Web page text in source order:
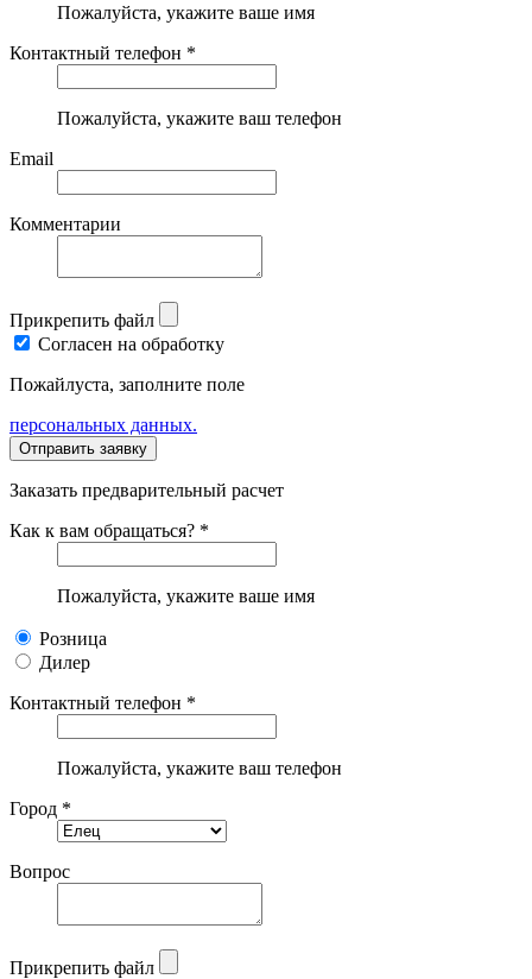
Пожалуйста, укажите ваше имя
Контактный телефон *
Пожалуйста, укажите ваш телефон
Email
Комментарии
Прикрепить файл
Согласен на обработку
Пожайлуста, заполните поле
персональных данных.
Заказать предварительный расчет
Как к вам обращаться? *
Пожалуйста, укажите ваше имя
Розница
Дилер
Контактный телефон *
Пожалуйста, укажите ваш телефон
Город *
Вопрос
Прикрепить файл